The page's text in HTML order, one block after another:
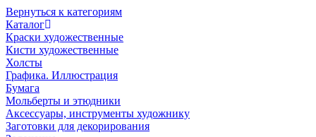
Вернуться к категориям
Каталог
Краски художественные
Кисти художественные
Холсты
Графика. Иллюстрация
Бумага
Мольберты и этюдники
Аксессуары, инструменты художнику
Заготовки для декорирования